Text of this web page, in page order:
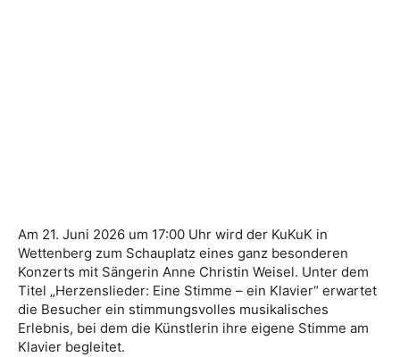
Am 21. Juni 2026 um 17:00 Uhr wird der KuKuK in
Wettenberg zum Schauplatz eines ganz besonderen
Konzerts mit Sängerin Anne Christin Weisel. Unter dem
Titel „Herzenslieder: Eine Stimme – ein Klavier“ erwartet
die Besucher ein stimmungsvolles musikalisches
Erlebnis, bei dem die Künstlerin ihre eigene Stimme am
Klavier begleitet.